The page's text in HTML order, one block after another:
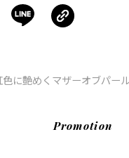
に艶めくマザーオブパー
Promotion